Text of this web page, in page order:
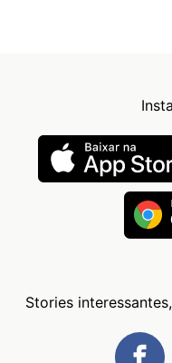
Stories